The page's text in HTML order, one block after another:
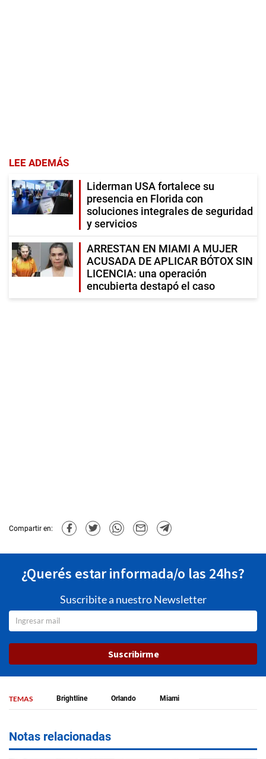
LEE ADEMÁS
Liderman USA fortalece su
presencia en Florida con
soluciones integrales de seguridad
y servicios
ARRESTAN EN MIAMI A MUJER
ACUSADA DE APLICAR BÓTOX SIN
LICENCIA: una operación
encubierta destapó el caso
Compartir en:
¿Querés estar informada/o las 24hs?
Suscribite a nuestro Newsletter
Suscribirme
TEMAS Brightline Orlando Miami
Notas relacionadas